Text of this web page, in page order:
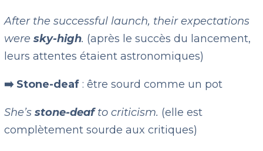
After the successful launch, their expectations
weresky-high. (après le succès du lancement,
leurs attentes étaient astronomiques)
➡️ Stone-deaf : être sourd comme un pot
She’sstone-deafto criticism. (elle est
complètement sourde aux critiques)